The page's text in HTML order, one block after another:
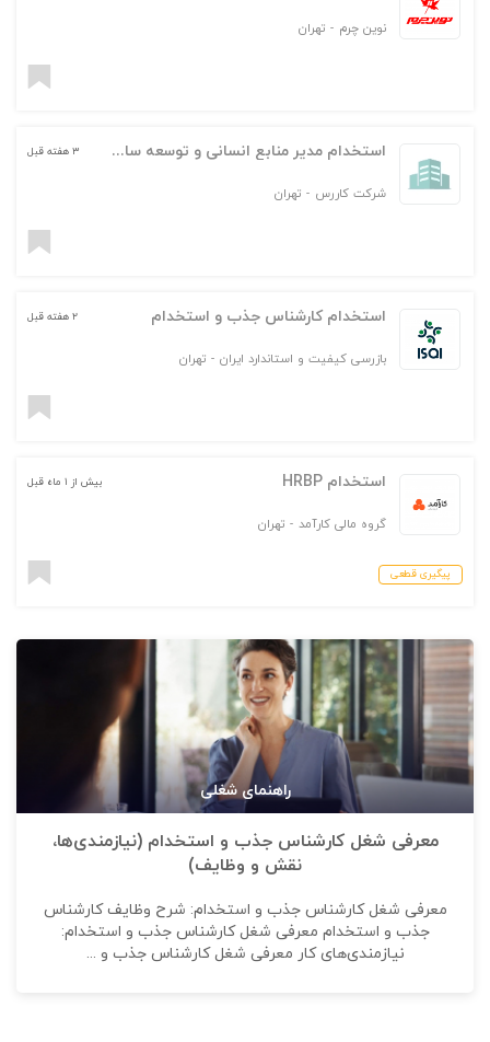
نوین چرم - تهران
استخدام مدیر منابع انسانی و توسعه سازمانی
شرکت کاررس - تهران
۳ هفته قبل
استخدام کارشناس جذب و استخدام
بازرسی کیفیت و استاندارد ایران - تهران
۲ هفته قبل
استخدام HRBP
گروه مالی کارآمد - تهران
بیش از ۱ ماه قبل
پیگیری قطعی
راهنمای شغلی
معرفی شغل کارشناس جذب و استخدام (نیازمندی‌ها،
نقش و وظایف)
معرفی شغل کارشناس جذب و استخدام: شرح وظایف کارشناس
جذب و استخدام معرفی شغل کارشناس جذب و استخدام:
نیازمندی‌های کار معرفی شغل کارشناس جذب و ...